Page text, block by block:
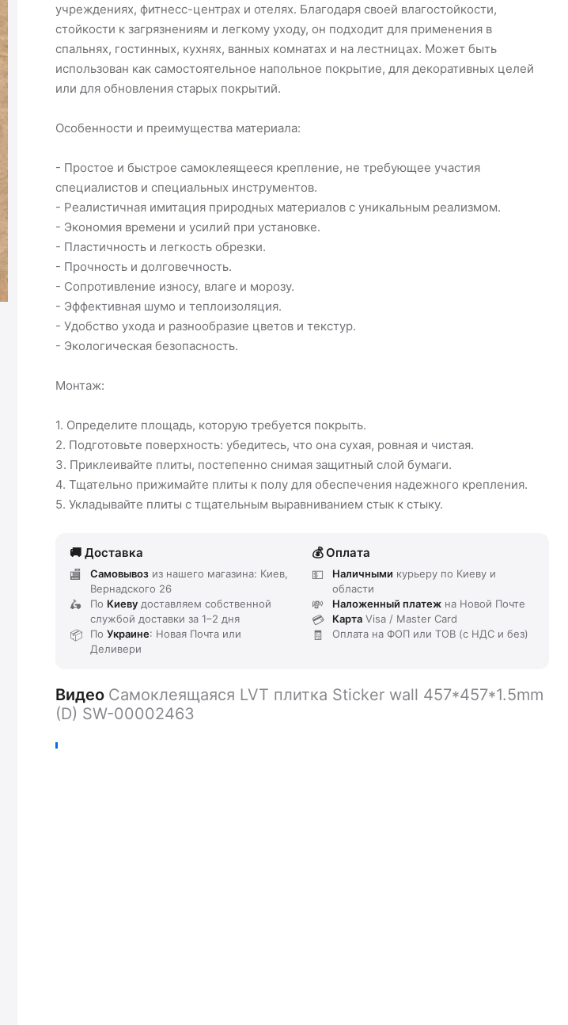
учреждениях, фитнесс-центрах и отелях. Благодаря своей влагостойкости,
стойкости к загрязнениям и легкому уходу, он подходит для применения в
спальнях, гостинных, кухнях, ванных комнатах и на лестницах. Может быть
использован как самостоятельное напольное покрытие, для декоративных целей
или для обновления старых покрытий.
Особенности и преимущества материала:
- Простое и быстрое самоклеящееся крепление, не требующее участия
специалистов и специальных инструментов.
- Реалистичная имитация природных материалов с уникальным реализмом.
- Экономия времени и усилий при установке.
- Пластичность и легкость обрезки.
- Прочность и долговечность.
- Сопротивление износу, влаге и морозу.
- Эффективная шумо и теплоизоляция.
- Удобство ухода и разнообразие цветов и текстур.
- Экологическая безопасность.
Монтаж:
1. Определите площадь, которую требуется покрыть.
2. Подготовьте поверхность: убедитесь, что она сухая, ровная и чистая.
3. Приклеивайте плиты, постепенно снимая защитный слой бумаги.
4. Тщательно прижимайте плиты к полу для обеспечения надежного крепления.
5. Укладывайте плиты с тщательным выравниванием стык к стыку.
Доставка
Самовывоз из нашего магазина: Киев,
Вернадского 26
По Киеву доставляем собственной
службой доставки за 1–2 дня
По Украине: Новая Почта или
Деливери
Оплата
Наличными курьеру по Киеву и
области
Наложенный платеж на Новой Почте
Карта Visa / Master Card
Оплата на ФОП или ТОВ (с НДС и без)
Видео Самоклеящаяся LVT плитка Sticker wall 457*457*1.5mm
(D) SW-00002463